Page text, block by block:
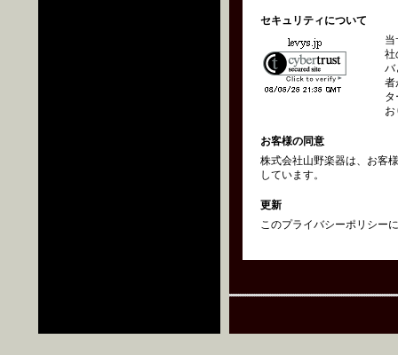
セキュリティについて
社
バ
者
お客様の同意
株式会社山野楽器は、お客
しています。
更新
このプライバシーポリシー